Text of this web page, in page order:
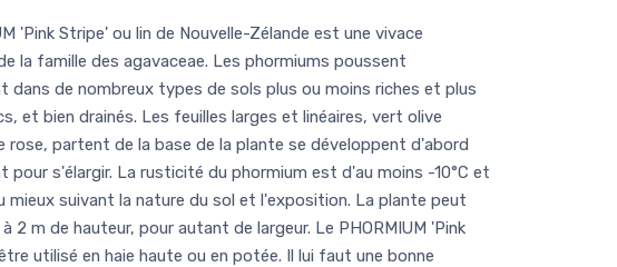
'Pink Stripe' ou lin de Nouvelle-Zélande est une vivace
la famille des agavaceae. Les phormiums poussent
dans de nombreux types de sols plus ou moins riches et plus
et bien drainés. Les feuilles larges et linéaires, vert olive
rose, partent de la base de la plante se développent d'abord
pour s'élargir. La rusticité du phormium est d'au moins -10°C et
mieux suivant la nature du sol et l'exposition. La plante peut
2 m de hauteur, pour autant de largeur. Le PHORMIUM 'Pink
utilisé en haie haute ou en potée. Il lui faut une bonne